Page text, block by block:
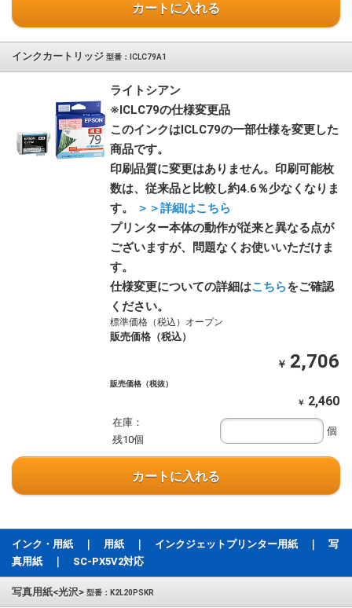
カートに入れる
インクカートリッジ 型番：ICLC79A1
ライトシアン
※ICLC79の仕様変更品
このインクはICLC79の一部仕様を変更した
商品です。
印刷品質に変更はありません。印刷可能枚
数は、従来品と比較し約4.6％少なくなりま
す。
＞＞詳細はこちら
プリンター本体の動作が従来と異なる点が
ございますが、問題なくお使いいただけま
す。
仕様変更についての詳細はこちらをご確認
ください。
標準価格（税込）オープン
販売価格（税込）
￥ 2,706
販売価格（税抜）
￥ 2,460
在庫：
残10個
個
カートに入れる
インク・用紙 ｜ 用紙 ｜ インクジェットプリンター用紙 ｜ 写
真用紙 ｜ SC-PX5V2対応
写真用紙<光沢> 型番：K2L20PSKR